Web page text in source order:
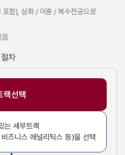
포함), 심화 / 이중 / 복수전공으로
음
차
랙선택
는 세부트랙
즈니스 애널리틱스 등)을 선택